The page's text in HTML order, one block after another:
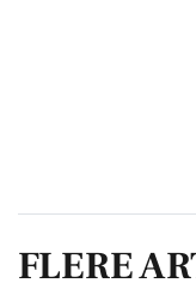
FLERE